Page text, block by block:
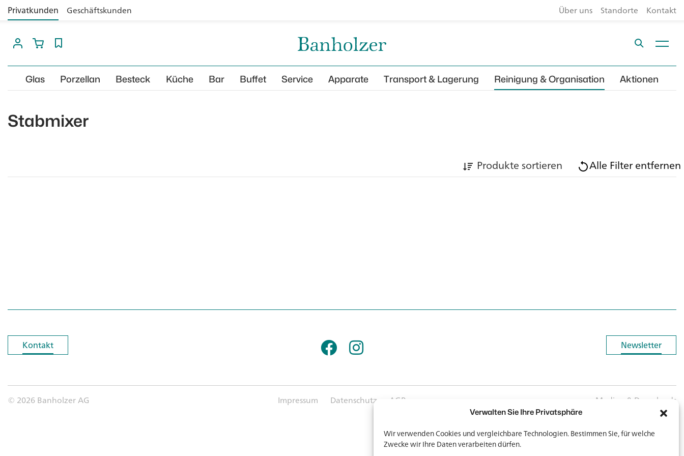
Verwalten Sie Ihre Privatsphäre
Wir verwenden Cookies und vergleichbare Technologien. Bestimmen Sie, für welche
Zwecke wir Ihre Daten verarbeiten dürfen.
Privatkunden Geschäftskunden Über uns Standorte Kontakt
Glas Porzellan Besteck Küche Bar Buffet Service Apparate Transport & Lagerung Reinigung & Organisation Aktionen
Stabmixer
Produkte sortieren Alle Filter entfernen
Kontakt
Kontakt Newsletter
Newsletter
© 2026 Banholzer AG Impressum Datenschutz AGB Medien & Downloads